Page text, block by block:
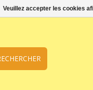
Veuillez accepter les cookies